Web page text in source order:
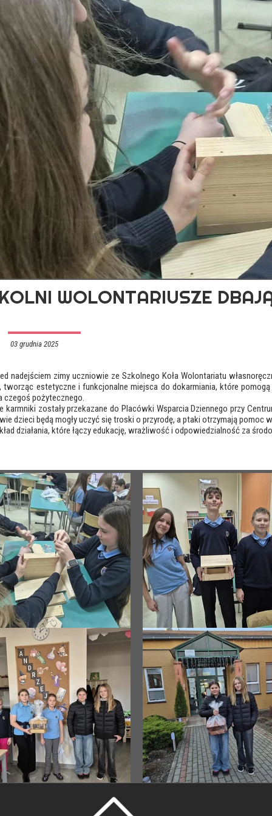
nadejściem zimy uczniowie ze Szkolnego Koła Wolontariatu
tworząc estetyczne i funkcjonalne miejsca do dokarmiania, które
czegoś pożytecznego.
karmniki zostały przekazane do Placówki Wsparcia Dziennego przy
dzieci będą mogły uczyć się troski o przyrodę, a ptaki otrzymają pomoc
działania, które łączy edukację, wrażliwość i odpowiedzialność za
03 grudnia 2025
WOLONTARIUSZE